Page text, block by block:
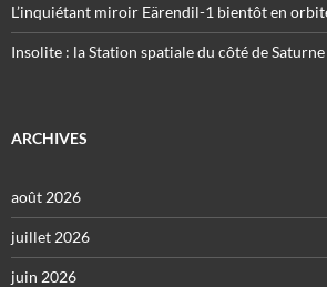
L’inquiétant miroir Eärendil-1 bientôt en
Insolite : la Station spatiale du côté de Saturne
ARCHIVES
août 2026
juillet 2026
juin 2026